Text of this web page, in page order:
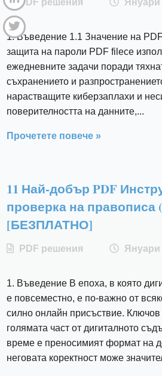
PDF решения Януари
1. Въведение 1.1 Значение на
защита на пароли PDF fileсе
ежедневните задачи поради
съхранението и
нарастващите киберзаплахи и
поверителността на данните,...
Прочетете повече »
11 Най-добър PDF
проверка на правописа
[БЕЗПЛАТНО]
PDF решения Януари
1. Въведение В епоха, в която
е повсеместно, е по-важно от
силно онлайн присъствие.
голямата част от дигиталното
време е преносимият формат на
неговата коректност може